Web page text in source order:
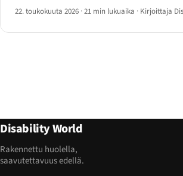
22. toukokuuta 2026 ·21 min lukuaika · Kirjoittaja
Disability World
Rakennettu huolella,
saavutettavuus edellä.